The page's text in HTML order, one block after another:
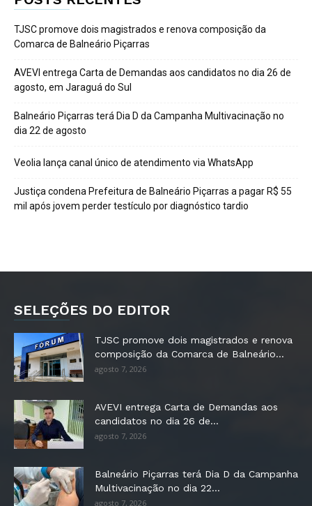
TJSC promove dois magistrados e renova composição da
Comarca de Balneário Piçarras
AVEVI entrega Carta de Demandas aos candidatos no dia 26 de
agosto, em Jaraguá do Sul
Balneário Piçarras terá Dia D da Campanha Multivacinação no
dia 22 de agosto
Veolia lança canal único de atendimento via WhatsApp
Justiça condena Prefeitura de Balneário Piçarras a pagar R$ 55
mil após jovem perder testículo por diagnóstico tardio
SELEÇÕES DO EDITOR
TJSC promove dois magistrados e renova
composição da Comarca de Balneário...
agosto 7, 2026
AVEVI entrega Carta de Demandas aos
candidatos no dia 26 de...
agosto 7, 2026
Balneário Piçarras terá Dia D da Campanha
Multivacinação no dia 22...
agosto 7, 2026